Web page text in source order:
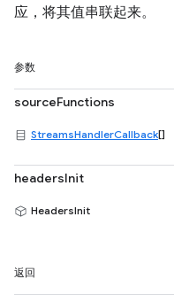
应，将其值串联起来。
参数
sourceFunctions
StreamsHandlerCallback[]
headersInit
HeadersInit
返回